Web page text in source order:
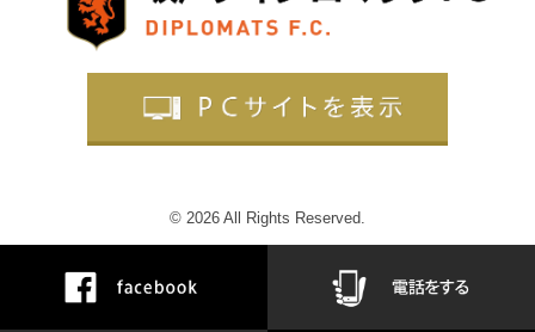
© 2026 All Rights Reserved.